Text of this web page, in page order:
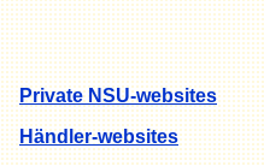
Private NSU-websites
Händler-websites